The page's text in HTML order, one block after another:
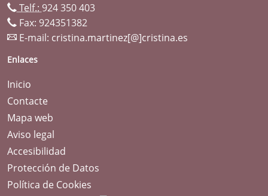
Telf.: 924 350 403
Fax: 924351382
E-mail: cristina.martinez[@]cristina.es
Enlaces
Inicio
Contacte
Mapa web
Aviso legal
Accesibilidad
Protección de Datos
Política de Cookies